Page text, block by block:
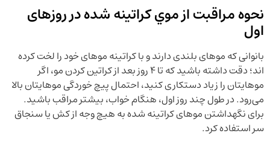
نحوه مراقبت از موي كراتينه شده در روزهای
اول
بانوانی که موهای بلندی دارند و با کراتینه موهای خود را لخت کرده
اند؛ دقت داشته باشید که تا ۴ روز بعد از کراتین کردن مو، اگر
موهایتان را زیاد دستکاری کنید، احتمال پیچ خوردگی موهایتان بالا
می‌رود. در طول چند روز اول، هنگام خواب، بیشتر مراقب باشید.
برای نگهداشتن موهای کراتینه شده به هیچ وجه از کش یا سنجاق
سر استفاده کرد.